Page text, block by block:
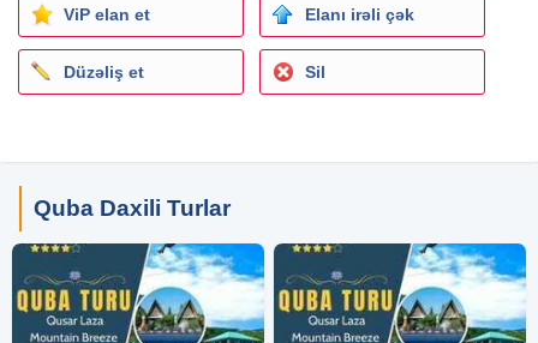
Fitness
Mafiya Loto Oyunu
Gəzintilər
Qusar
* Qəçreş meşəsi
* Təngaalti
* Qımılqazma panaroması
* Çənlibel gölü
* Mountain Breeze
ViP elan et Elanı irəli çək
Düzəliş et Sil
Quba Daxili Turlar